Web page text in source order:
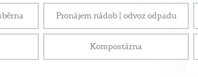
Pronájem nádob | odvoz odpadu
Kompostárna